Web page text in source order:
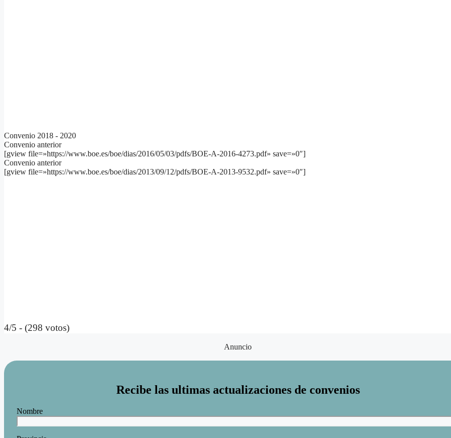
Convenio 2018 - 2020
Convenio anterior
[gview file=»https://www.boe.es/boe/dias/2016/05/03/pdfs/BOE-A-2016-4273.pdf» save=»0″]
Convenio anterior
[gview file=»https://www.boe.es/boe/dias/2013/09/12/pdfs/BOE-A-2013-9532.pdf» save=»0″]
4/5 - (298 votos)
Anuncio
Recibe las ultimas actualizaciones de convenios
Nombre